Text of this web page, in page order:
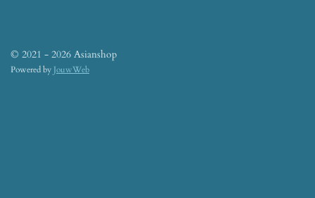
© 2021 - 2026 Asianshop
Powered by JouwWeb